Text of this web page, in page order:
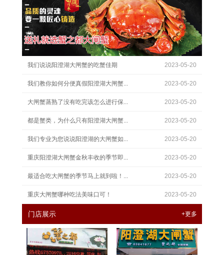
2023-05-20
我们说说阳澄湖大闸蟹的吃蟹佳期
2023-05-20
我们教你如何分便真假阳澄湖大闸蟹...
2023-05-20
大闸蟹蒸熟了没有吃完该怎么进行保...
2023-05-20
都是蟹类，为什么只有阳澄湖大闸蟹...
2023-05-20
我们专业为您说说阳澄湖的大闸蟹如...
2023-05-20
重庆阳澄湖大闸蟹金秋丰收的季节即...
2023-05-20
最适合吃大闸蟹的季节马上就到啦！...
2023-05-20
重庆大闸蟹哪种吃法美味口可！
门店展示 +更多